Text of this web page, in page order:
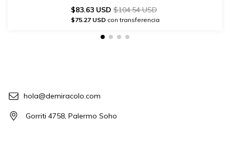
$83.63 USD$104.54 USD
$75.27 USDcon transferencia
hola@demiracolo.com
Gorriti 4758, Palermo Soho